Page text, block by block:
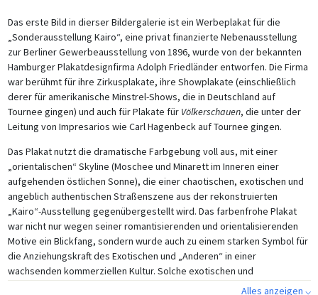
Das erste Bild in dierser Bildergalerie ist ein Werbeplakat für die
„Sonderausstellung Kairo“, eine privat finanzierte Nebenausstellung
zur Berliner Gewerbeausstellung von 1896, wurde von der bekannten
Hamburger Plakatdesignfirma Adolph Friedländer entworfen. Die Firma
war berühmt für ihre Zirkusplakate, ihre Showplakate (einschließlich
derer für amerikanische Minstrel-Shows, die in Deutschland auf
Tournee gingen) und auch für Plakate für Völkerschauen, die unter der
Leitung von Impresarios wie Carl Hagenbeck auf Tournee gingen.
Das Plakat nutzt die dramatische Farbgebung voll aus, mit einer
„orientalischen“ Skyline (Moschee und Minarett im Inneren einer
aufgehenden östlichen Sonne), die einer chaotischen, exotischen und
angeblich authentischen Straßenszene aus der rekonstruierten
„Kairo“-Ausstellung gegenübergestellt wird. Das farbenfrohe Plakat
war nicht nur wegen seiner romantisierenden und orientalisierenden
Motive ein Blickfang, sondern wurde auch zu einem starken Symbol für
die Anziehungskraft des Exotischen und „Anderen“ in einer
wachsenden kommerziellen Kultur. Solche exotischen und
„orientalischen“ Bilder sollten für zwei Generationen zum Kernstück
Alles anzeigen ⌵